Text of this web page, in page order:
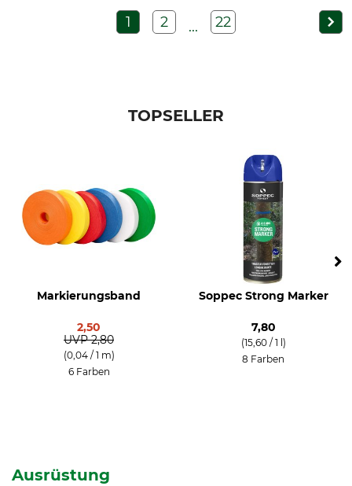
1 2 ... 22
TOPSELLER
Markierungsband
2,50
UVP 2,80
(0,04 / 1 m)
6 Farben
Soppec Strong Marker
7,80
(15,60 / 1 l)
8 Farben
Ausrüstung